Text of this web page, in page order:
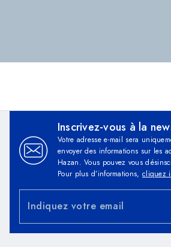
Inscrivez-vous à la
Votre adresse e-mail sera
envoyer des informations sur les
Hazan. Vous pouvez vous
Pour plus d’informations, cliquez
Indiquez votre email